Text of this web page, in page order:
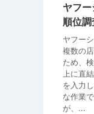
ヤフ
順位
ヤフー
複数の
ため、
上に直
を入力
な作業
が、...